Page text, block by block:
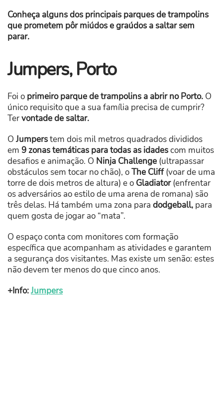
Conheça alguns dos principais parques de trampolins
que prometem pôr miúdos e graúdos a saltar sem
parar.
Jumpers, Porto
Foi o primeiro parque de trampolins a abrir no Porto. O
único requisito que a sua família precisa de cumprir?
Tervontade de saltar.
O Jumperstem dois mil metros quadrados divididos
em 9 zonas temáticas para todas as idadescom muitos
desafios e animação. O Ninja Challenge (ultrapassar
obstáculos sem tocar no chão), oThe Cliff(voar de uma
torre de dois metros de altura) e o Gladiator(enfrentar
os adversários ao estilo de uma arena de romana) são
três delas. Há também uma zona para dodgeball, para
quem gosta de jogar ao “mata”.
O espaço conta com monitores com formação
específica que acompanham as atividades e garantem
a segurança dos visitantes. Mas existe um senão: estes
não devem ter menos do que cinco anos.
+Info:Jumpers